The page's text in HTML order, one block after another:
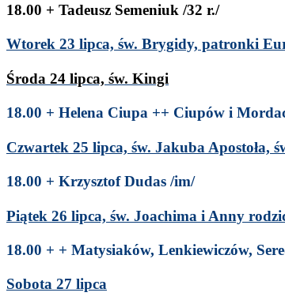
18.00 + Tadeusz Seme­niuk /​32 r./
Wtorek 23 lipca, św. Bry­gidy, patronki
Środa 24 lipca, św. Kingi
18.00 + Helena Ciupa ++ Ciupów i
Czwartek 25 lipca, św. Jakuba Apos­toła,
18.00 + KrzysztofDudas /​im/​
Piątek 26 lipca, św. Joachima i Anny
18.00 + + Matysi­aków, Lenkiewiczów,
Sob­ota 27 lipca